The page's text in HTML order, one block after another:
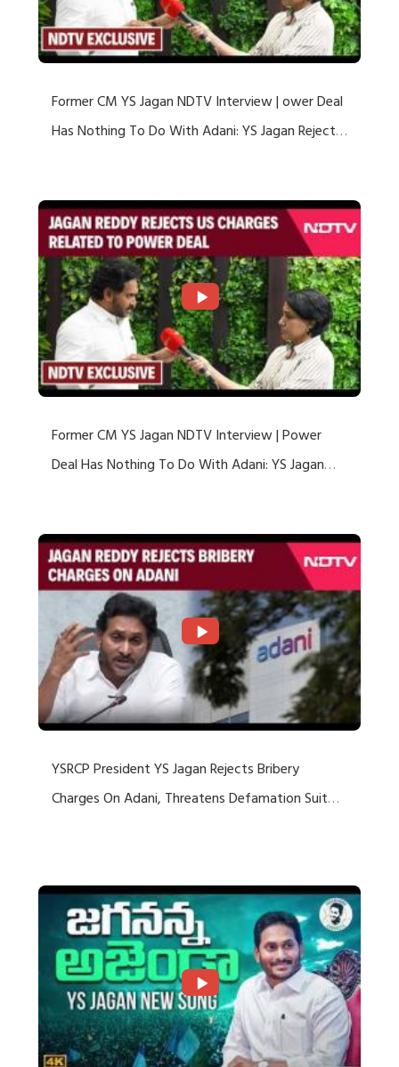
Former CM YS Jagan NDTV Interview | ower Deal
Has Nothing To Do With Adani: YS Jagan Rejects
Former CM YS Jagan NDTV Interview | Power
Deal Has Nothing To Do With Adani: YS Jagan
YSRCP President YS Jagan Rejects Bribery
Charges On Adani, Threatens Defamation Suit